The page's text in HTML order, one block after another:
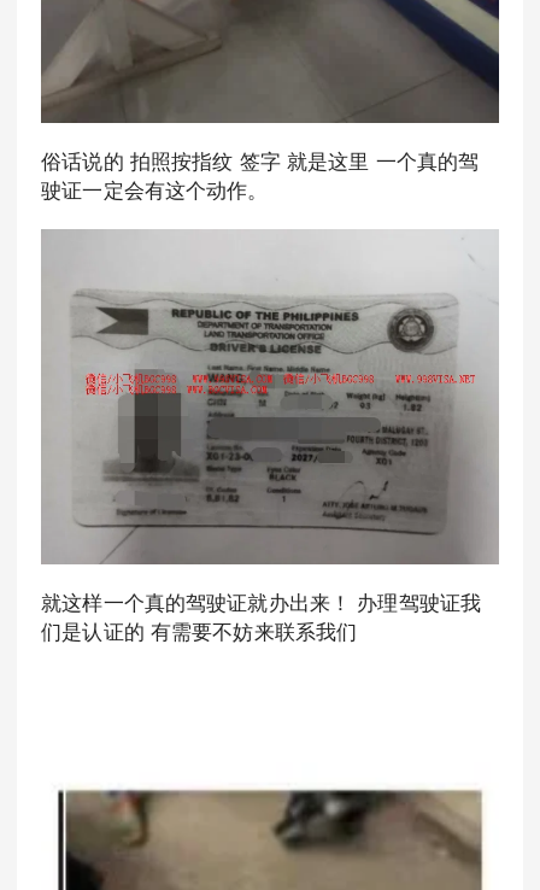
俗话说的 拍照按指纹 签字 就是这里 一个真的驾
驶证一定会有这个动作。
就这样一个真的驾驶证就办出来！ 办理驾驶证我
们是认证的 有需要不妨来联系我们